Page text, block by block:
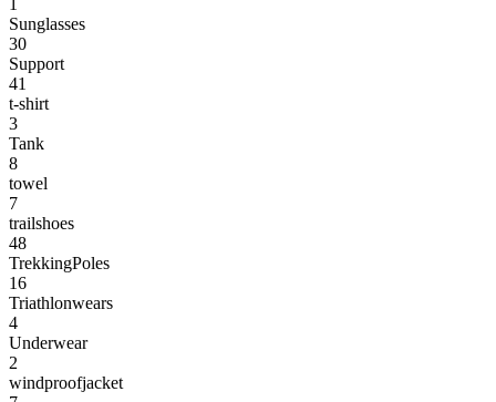
1
Sunglasses
30
Support
41
t-shirt
3
Tank
8
towel
7
trailshoes
48
TrekkingPoles
16
Triathlonwears
4
Underwear
2
windproofjacket